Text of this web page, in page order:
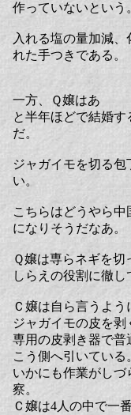
作っていないという
入れる塩の量加減
れた手つきである。
一方、Ｑ嬢はあ
と半年ほどで結婚す
だ。
ジャガイモを切る
い。
こちらはどうやら中
になりそうだなあ。
Ｑ嬢は専らネギを
しらえの役割に徹し
Ｃ嬢は自ら言うよう
ジャガイモの皮を剥
専用の皮剥き器で普
こう側へ引いている
いかにも作業がし
察。
Ｃ嬢は4人の中で一